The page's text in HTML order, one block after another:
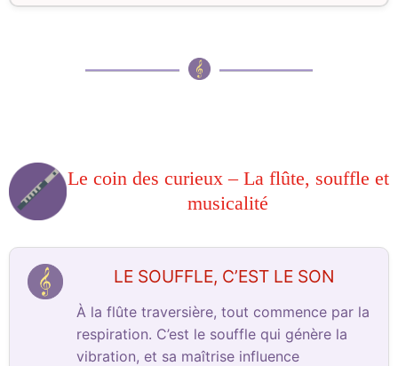
Le coin des curieux – La flûte, souffle et
musicalité
LE SOUFFLE, C’EST LE SON
À la flûte traversière, tout commence par la
respiration. C’est le souffle qui génère la
vibration, et sa maîtrise influence